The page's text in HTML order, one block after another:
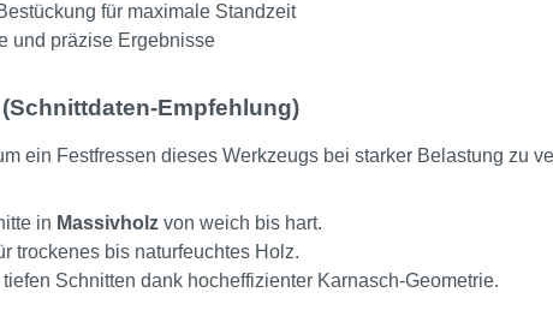
für maximale Standzeit
und präzise Ergebnisse
Empfehlung)
ein Festfressen dieses Werkzeugs bei starker Belastung zu
in Massivholz von weich bis hart.
trockenes bis naturfeuchtes Holz.
Schnitten dank hocheffizienter Karnasch-Geometrie.